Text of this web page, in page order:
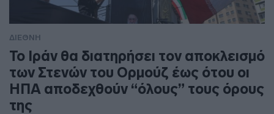
ΔΙΕΘΝΗ
To Ιράν θα διατηρήσει τον αποκλεισμό
των Στενών του Ορμούζ έως ότου οι
ΗΠΑ αποδεχθούν “όλους” τους όρους
της